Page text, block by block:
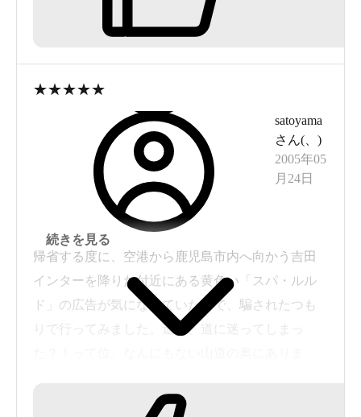
湯上りには、冷た～い天然水（温泉？）をゴク
ゴク飲めてチョッピリ嬉しい。
★★★★★
satoyama
さん(
)
2005年05
月24日
帰省する度に、空港から鹿児島市内へ向かう吉田
インターを降りた付近にある黄色い「スパ・ルル
ド」の広告が気になっていたので、騙されたつも
りで行ってみました。途中、道に迷ってしまっ
お風呂はシンプルな浴槽が2つと清潔で広々とした
続きを見る